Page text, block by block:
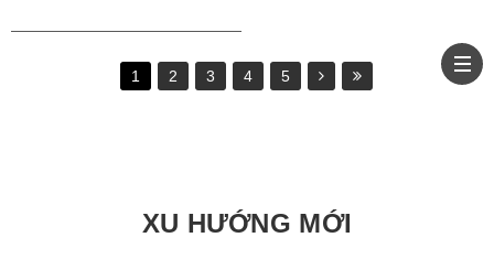
1 2 3 4 5
XU HƯỚNG MỚI